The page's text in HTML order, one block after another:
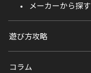
メーカーから探す
遊び方攻略
コラム